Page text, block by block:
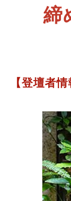
締
【登壇者情